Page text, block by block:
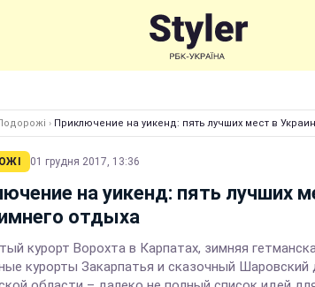
› Приключение на уикенд: пять лучших мест в
01 грудня 2017, 13:36
на уикенд: пять лучших
отдыха
курорт Ворохта в Карпатах, зимняя
курорты Закарпатья и сказочный Шаровский